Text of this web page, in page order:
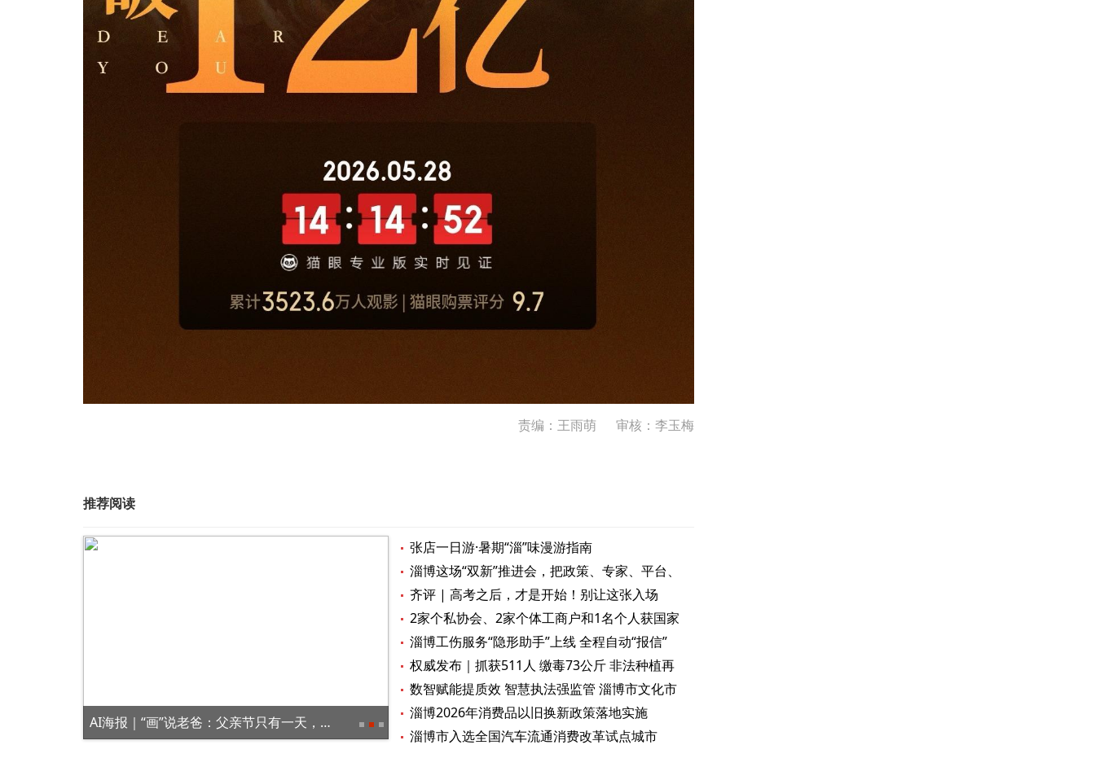
责编：王雨萌 审核：李玉梅
推荐阅读
AI海报｜“画”说老爸：父亲节只有一天，爸爸的爱却是岁岁年年 淄博10余家景区官宣：免票、优惠
张店一日游·暑期“淄”味漫游指南
淄博这场“双新”推进会，把政策、专家、平台、
订单送到企业门口
齐评 | 高考之后，才是开始！别让这张入场
券，沦为成长的天花板
2家个私协会、2家个体工商户和1名个人获国家
级表彰 淄博个私经济活力迸发
淄博工伤服务“隐形助手”上线 全程自动“报信”
权威发布｜抓获511人 缴毒73公斤 非法种植再
降75% 淄博禁毒工作晒出硬核成绩单
数智赋能提质效 智慧执法强监管 淄博市文化市
场综合执法支队多点发力推进智慧执法建设
淄博2026年消费品以旧换新政策落地实施
淄博市入选全国汽车流通消费改革试点城市